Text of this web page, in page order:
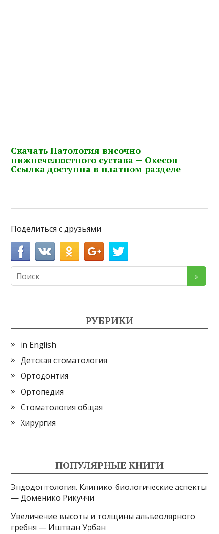
Скачать Патология височно
нижнечелюстного сустава — Окесон
Ссылка доступна в платном разделе
Поделиться с друзьями
РУБРИКИ
in English
Детская стоматология
Ортодонтия
Ортопедия
Стоматология общая
Хирургия
ПОПУЛЯРНЫЕ КНИГИ
Эндодонтология. Клинико-биологические аспекты
— Доменико Рикуччи
Увеличение высоты и толщины альвеолярного
гребня — Иштван Урбан